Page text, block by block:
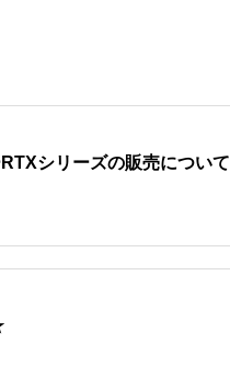
シリーズの販売について